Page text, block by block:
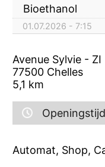
Bioethanol
01.07.2026 - 7:15
Avenue Sylvie - ZI
77500 Chelles
5,1 km
Automat, Shop,